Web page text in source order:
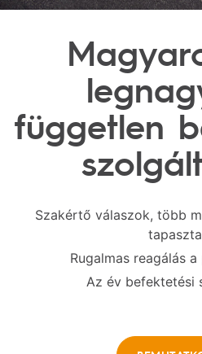
független
Szakértő válaszok, több
Rugalmas reagálás
Az év befektetési